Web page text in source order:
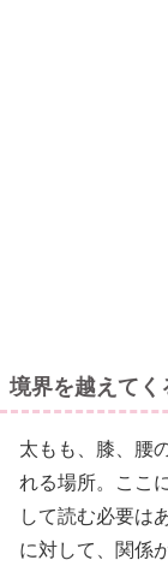
境界を越えてく
太もも、膝、腰
れる場所。ここ
して読む必要は
に対して、関係